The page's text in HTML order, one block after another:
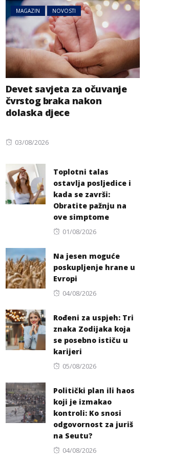
MAGAZIN NOVOSTI
Devet savjeta za očuvanje
čvrstog braka nakon
dolaska djece
Posted
03/08/2026
Toplotni talas
ostavlja posljedice i
kada se završi:
Obratite pažnju na
ove simptome
Posted
01/08/2026
Na jesen moguće
poskupljenje hrane u
Evropi
Posted
04/08/2026
Rođeni za uspjeh: Tri
znaka Zodijaka koja
se posebno ističu u
karijeri
Posted
05/08/2026
Politički plan ili haos
koji je izmakao
kontroli: Ko snosi
odgovornost za juriš
na Seutu?
Posted
04/08/2026